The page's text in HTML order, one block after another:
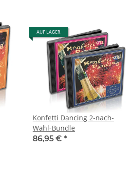
AUF LAGER
Konfetti Dancing 2-nach-
Wahl-Bundle
86,95 € *